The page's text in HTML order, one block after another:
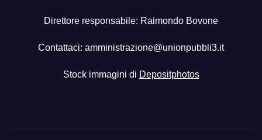
Direttore responsabile: Raimondo Bovone
Contattaci: amministrazione@unionpubbli3.it
Stock immagini di Depositphotos